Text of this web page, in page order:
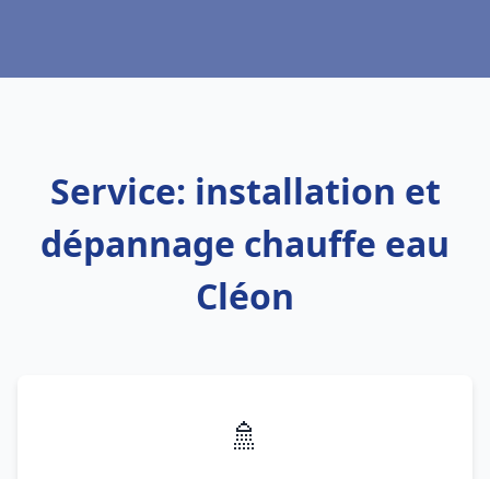
Service: installation et
dépannage chauffe eau
Cléon
🚿